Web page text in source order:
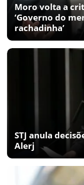
Moro volta a
‘Governo do
rachadinha’
STJ anula
Alerj